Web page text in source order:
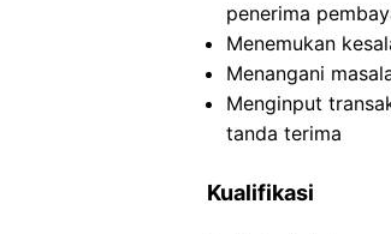
penerima
Menemukan
Menangani
Menginput
tanda terima
Kualifikasi